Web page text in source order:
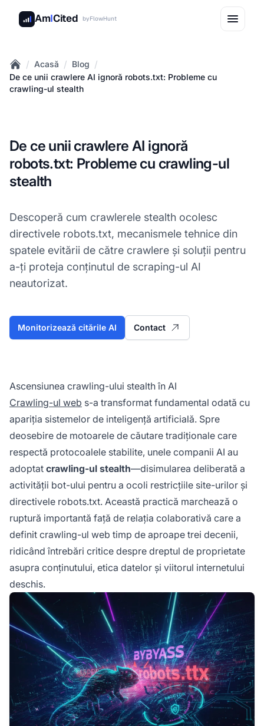
AmICited byFlowHunt
Home
/ Acasă / Blog /
De ce unii crawlere AI ignoră robots.txt: Probleme cu
crawling-ul stealth
De ce unii crawlere AI ignoră
robots.txt: Probleme cu crawling-ul
stealth
Descoperă cum crawlerele stealth ocolesc
directivele robots.txt, mecanismele tehnice din
spatele evitării de către crawlere și soluții pentru
a-ți proteja conținutul de scraping-ul AI
neautorizat.
Monitorizează citările AI Contact
Ascensiunea crawling-ului stealth în AI
Crawling-ul web s-a transformat fundamental odată cu
apariția sistemelor de inteligență artificială. Spre
deosebire de motoarele de căutare tradiționale care
respectă protocoalele stabilite, unele companii AI au
adoptat crawling-ul stealth—disimularea deliberată a
activității bot-ului pentru a ocoli restricțiile site-urilor și
directivele robots.txt. Această practică marchează o
ruptură importantă față de relația colaborativă care a
definit crawling-ul web timp de aproape trei decenii,
ridicând întrebări critice despre dreptul de proprietate
asupra conținutului, etica datelor și viitorul internetului
deschis.